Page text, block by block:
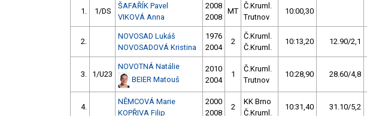
1. 1/DS
ŠAFAŘÍK Pavel
VIKOVÁ Anna
2008
2008
MT
Č.Kruml.
Trutnov
10:00,30
2.
NOVOSAD Lukáš
NOVOSADOVÁ Kristina
1976
2004
2
Č.Kruml.
Č.Kruml.
10:13,20 12.90/2,1
3. 1/U23
NOVOTNÁ Natálie
BEIER Matouš
2010
2004
1
Č.Kruml.
Trutnov
10:28,90 28.60/4,8
4.
NĚMCOVÁ Marie
KOPŘIVA Filip
2000
2008
2
KK Brno
Č.Kruml.
10:31,40 31.10/5,2